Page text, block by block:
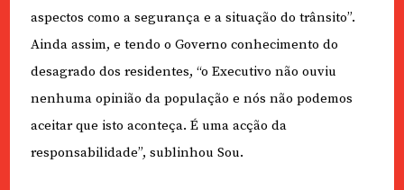
aspectos como a segurança e a situação do trânsito”.
Ainda assim, e tendo o Governo conhecimento do
desagrado dos residentes, “o Executivo não ouviu
nenhuma opinião da população e nós não podemos
aceitar que isto aconteça. É uma acção da
responsabilidade”, sublinhou Sou.